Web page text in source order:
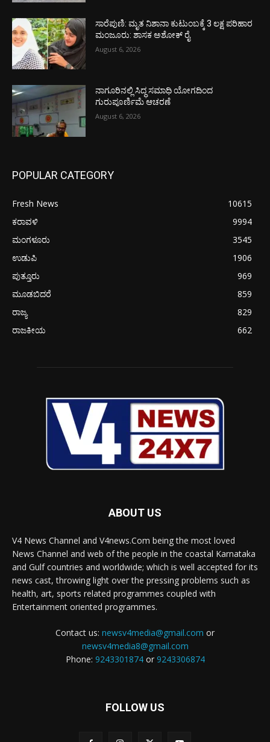
ಸಾರೆಪುಣಿ: ಮೃತ ನಿಶಾನಾ ಕುಟುಂಬಕ್ಕೆ 3 ಲಕ್ಷ ಪರಿಹಾರ
ಮಂಜೂರು: ಶಾಸಕ ಅಶೋಕ್ ರೈ
August 6, 2026
ನಾಗೂರಿನಲ್ಲಿ ಸಿದ್ಧ ಸಮಾಧಿ ಯೋಗದಿಂದ
ಗುರುಪೂರ್ಣಿಮೆ ಆಚರಣೆ
August 6, 2026
POPULAR CATEGORY
Fresh News
10615
ಕರಾವಳಿ
9994
ಮಂಗಳೂರು
3545
ಉಡುಪಿ
1906
ಪುತ್ತೂರು
969
ಮೂಡಬಿದರೆ
859
ರಾಜ್ಯ
829
ರಾಜಕೀಯ
662
ABOUT US
V4 News Channel and V4news.Com being the most loved
News Channel and web of the people in the coastal Karnataka
and Gulf countries and worldwide; which is well accepted for its
news cast, throwing light over the pressing problems such as
health, art, sports related programmes coupled with
Entertainment oriented programmes.
Contact us: newsv4media@gmail.com or
newsv4media8@gmail.com
Phone: 9243301874or 9243306874
FOLLOW US